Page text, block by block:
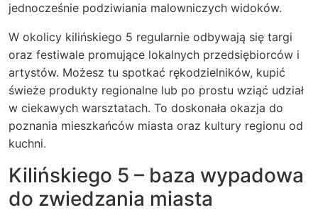
jednocześnie podziwiania malowniczych widoków.
W okolicy kilińskiego 5 regularnie odbywają się targi
oraz festiwale promujące lokalnych przedsiębiorców i
artystów. Możesz tu spotkać rękodzielników, kupić
świeże produkty regionalne lub po prostu wziąć udział
w ciekawych warsztatach. To doskonała okazja do
poznania mieszkańców miasta oraz kultury regionu od
kuchni.
Kilińskiego 5 – baza wypadowa
do zwiedzania miasta